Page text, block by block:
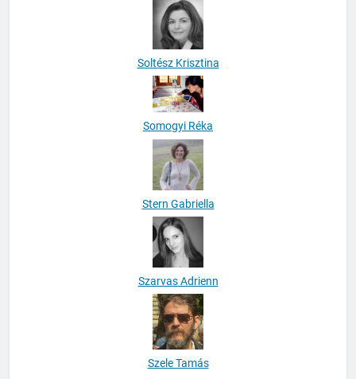
Soltész Krisztina
Somogyi Réka
Stern Gabriella
Szarvas Adrienn
Szele Tamás